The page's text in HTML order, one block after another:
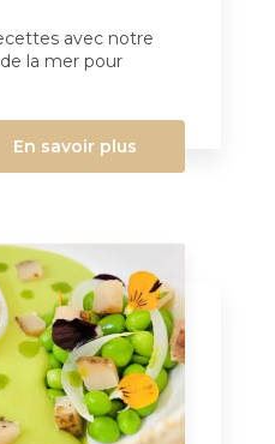
avec notre
la mer pour
En savoir plus